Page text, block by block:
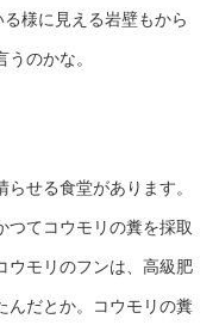
様に見える岩壁もから
のかな。
せる食堂があります。
つてコウモリの糞を採取
ウモリのフンは、高級肥
んだとか。コウモリの糞